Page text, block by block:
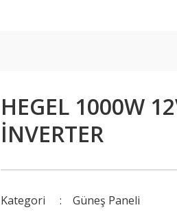
HEGEL 1000W
İNVERTER
Kategori
Güneş Paneli